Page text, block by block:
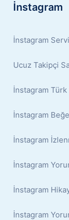
İnstagram
İnstagram
Ucuz Takipçi
İnstagram Türk
İnstagram
İnstagram
İnstagram
İnstagram
İnstagram